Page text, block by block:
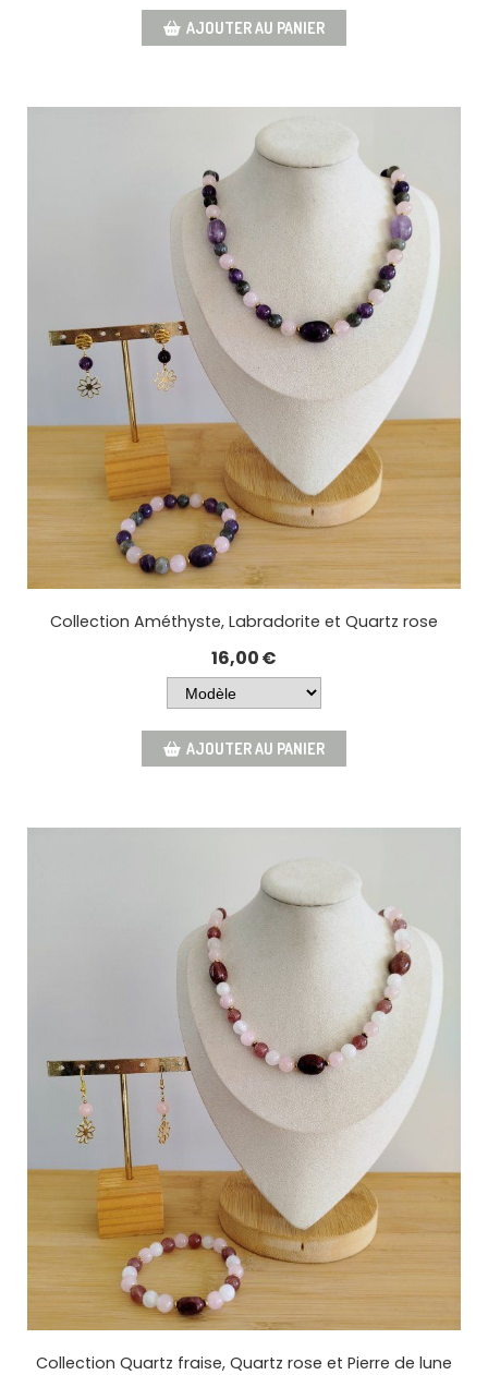
AJOUTER AU PANIER
Collection Améthyste, Labradorite et Quartz rose
16,00€
AJOUTER AU PANIER
Collection Quartz fraise, Quartz rose et Pierre de lune